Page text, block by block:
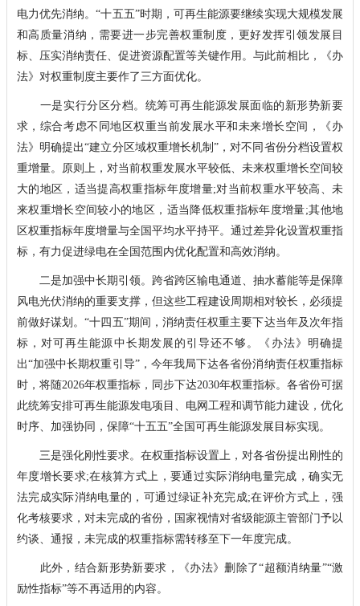
电力优先消纳。“十五五”时期，可再生能源要继续实现大规模发展
和高质量消纳，需要进一步完善权重制度，更好发挥引领发展目
标、压实消纳责任、促进资源配置等关键作用。与此前相比，《办
法》对权重制度主要作了三方面优化。
一是实行分区分档。统筹可再生能源发展面临的新形势新要
求，综合考虑不同地区权重当前发展水平和未来增长空间，《办
法》明确提出“建立分区域权重增长机制”，对不同省份分档设置权
重增量。原则上，对当前权重发展水平较低、未来权重增长空间较
大的地区，适当提高权重指标年度增量;对当前权重水平较高、未
来权重增长空间较小的地区，适当降低权重指标年度增量;其他地
区权重指标年度增量与全国平均水平持平。通过差异化设置权重指
标，有力促进绿电在全国范围内优化配置和高效消纳。
二是加强中长期引领。跨省跨区输电通道、抽水蓄能等是保障
风电光伏消纳的重要支撑，但这些工程建设周期相对较长，必须提
前做好谋划。“十四五”期间，消纳责任权重主要下达当年及次年指
标，对可再生能源中长期发展的引导还不够。《办法》明确提
出“加强中长期权重引导”，今年我局下达各省份消纳责任权重指标
时，将随2026年权重指标，同步下达2030年权重指标。各省份可据
此统筹安排可再生能源发电项目、电网工程和调节能力建设，优化
时序、加强协同，保障“十五五”全国可再生能源发展目标实现。
三是强化刚性要求。在权重指标设置上，对各省份提出刚性的
年度增长要求;在核算方式上，要通过实际消纳电量完成，确实无
法完成实际消纳电量的，可通过绿证补充完成;在评价方式上，强
化考核要求，对未完成的省份，国家视情对省级能源主管部门予以
约谈、通报，未完成的权重指标需转移至下一年度完成。
此外，结合新形势新要求，《办法》删除了“超额消纳量”“激
励性指标”等不再适用的内容。